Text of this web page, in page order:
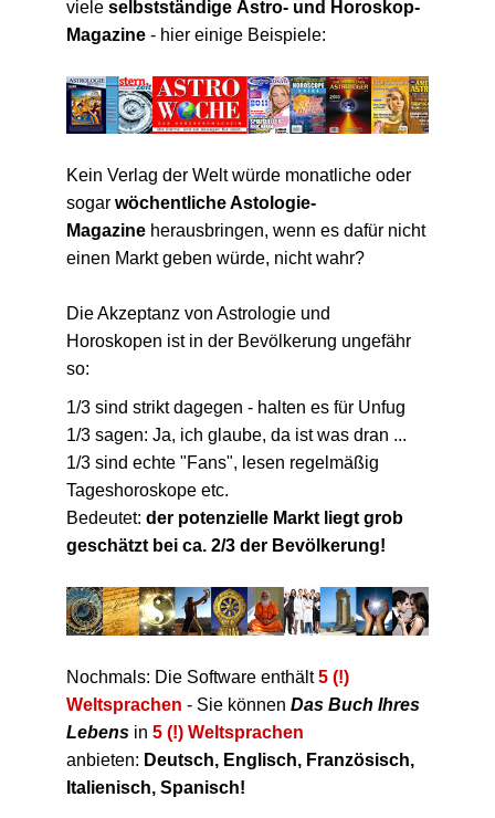
viele selbstständige Astro- und Horoskop-
Magazine - hier einige Beispiele:
Kein Verlag der Welt würde monatliche oder
sogar wöchentliche Astologie-
Magazine herausbringen, wenn es dafür nicht
einen Markt geben würde, nicht wahr?
Die Akzeptanz von Astrologie und
Horoskopen ist in der Bevölkerung ungefähr
so:
1/3 sind strikt dagegen - halten es für Unfug
1/3 sagen: Ja, ich glaube, da ist was dran ...
1/3 sind echte "Fans", lesen regelmäßig
Tageshoroskope etc.
Bedeutet: der potenzielle Markt liegt grob
geschätzt bei ca. 2/3 der Bevölkerung!
Nochmals: Die Software enthält5 (!)
Weltsprachen - Sie können Das Buch Ihres
Lebens in 5 (!) Weltsprachen
anbieten: Deutsch, Englisch, Französisch,
Italienisch, Spanisch!